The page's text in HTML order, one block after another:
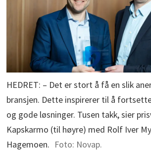
HEDRET: – Det er stort å få en slik
bransjen. Dette inspirerer til å
og gode løsninger. Tusen takk, sier
Kapskarmo (til høyre) med Rolf Iver
Hagemoen. Foto: Novap.